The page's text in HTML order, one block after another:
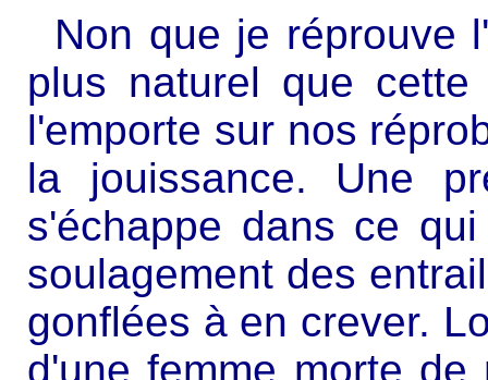
Non que je réprouve
plus naturel que
l'emporte sur nos
la jouissance. Une
s'échappe dans ce
soulagement des
gonflées à en crever.
d'une femme morte